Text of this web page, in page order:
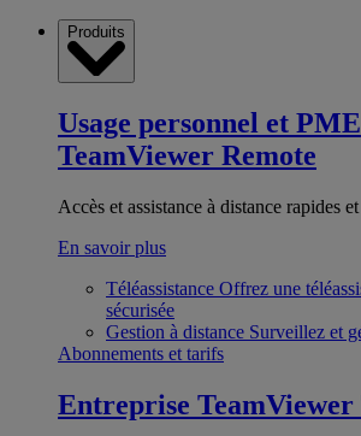
Produits
Usage personnel et PME
TeamViewer Remote
Accès et assistance à distance rapides
En savoir plus
Téléassistance Offrez une
sécurisée
Gestion à distance Surveillez et
Abonnements et tarifs
Entreprise TeamViewer